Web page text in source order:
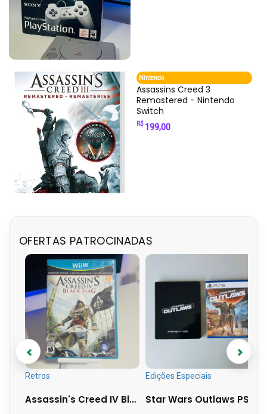
Nintendo
Assassins Creed 3
Remastered - Nintendo
Switch
R$ 199,00
OFERTAS PATROCINADAS
Retros
Assassin's Creed IV Black Flag – Wii U | Completo
Edições Especiais